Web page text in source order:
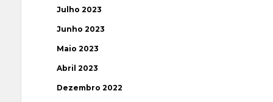
Julho 2023
Junho 2023
Maio 2023
Abril 2023
Dezembro 2022